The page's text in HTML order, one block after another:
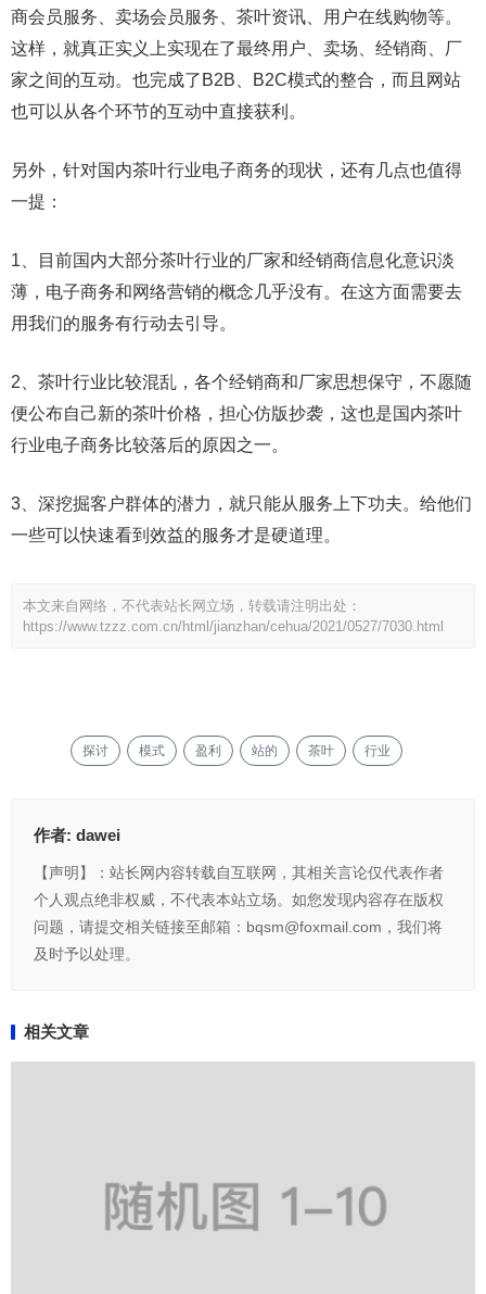
商会员服务、卖场会员服务、茶叶资讯、用户在线购物等。
这样，就真正实义上实现在了最终用户、卖场、经销商、厂
家之间的互动。也完成了B2B、B2C模式的整合，而且网站
也可以从各个环节的互动中直接获利。
另外，针对国内茶叶行业电子商务的现状，还有几点也值得
一提：
1、目前国内大部分茶叶行业的厂家和经销商信息化意识淡
薄，电子商务和网络营销的概念几乎没有。在这方面需要去
用我们的服务有行动去引导。
2、茶叶行业比较混乱，各个经销商和厂家思想保守，不愿随
便公布自己新的茶叶价格，担心仿版抄袭，这也是国内茶叶
行业电子商务比较落后的原因之一。
3、深挖掘客户群体的潜力，就只能从服务上下功夫。给他们
一些可以快速看到效益的服务才是硬道理。
本文来自网络，不代表站长网立场，转载请注明出处：
https://www.tzzz.com.cn/html/jianzhan/cehua/2021/0527/7030.html
探讨 模式 盈利 站的 茶叶 行业
作者: dawei
【声明】：站长网内容转载自互联网，其相关言论仅代表作者
个人观点绝非权威，不代表本站立场。如您发现内容存在版权
问题，请提交相关链接至邮箱：bqsm@foxmail.com，我们将
及时予以处理。
相关文章